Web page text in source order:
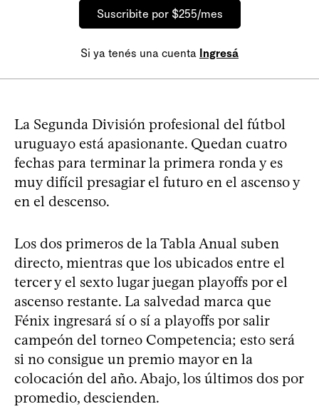
Suscribite por $255/mes
Si ya tenés una cuenta Ingresá
La Segunda División profesional del fútbol
uruguayo está apasionante. Quedan cuatro
fechas para terminar la primera ronda y es
muy difícil presagiar el futuro en el ascenso y
en el descenso.
Los dos primeros de la Tabla Anual suben
directo, mientras que los ubicados entre el
tercer y el sexto lugar juegan playoffs por el
ascenso restante. La salvedad marca que
Fénix ingresará sí o sí a playoffs por salir
campeón del torneo Competencia; esto será
si no consigue un premio mayor en la
colocación del año. Abajo, los últimos dos por
promedio, descienden.